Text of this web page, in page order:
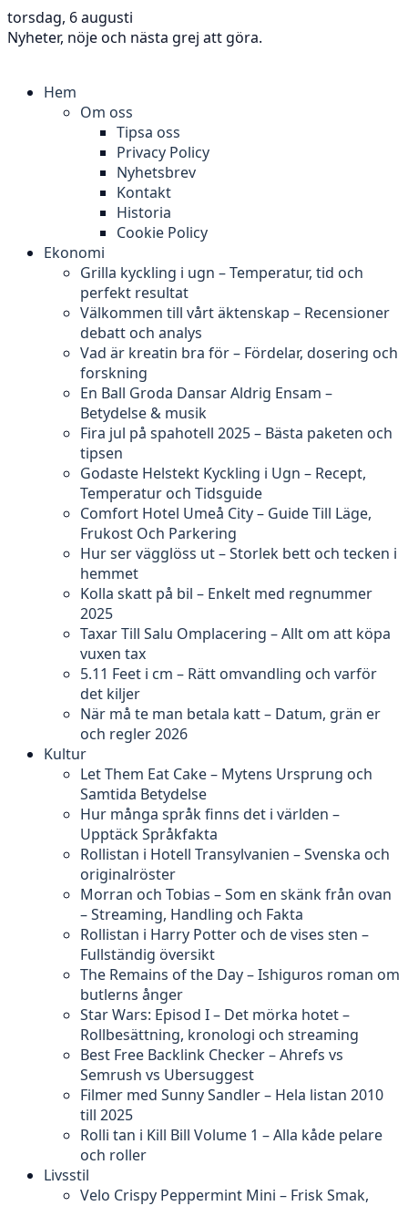
torsdag, 6 augusti
Nyheter, nöje och nästa grej att göra.
Hem
Om oss
Tipsa oss
Privacy Policy
Nyhetsbrev
Kontakt
Historia
Cookie Policy
Ekonomi
Grilla kyckling i ugn – Temperatur, tid och
perfekt resultat
Välkommen till vårt äktenskap – Recensioner
debatt och analys
Vad är kreatin bra för – Fördelar, dosering och
forskning
En Ball Groda Dansar Aldrig Ensam –
Betydelse & musik
Fira jul på spahotell 2025 – Bästa paketen och
tipsen
Godaste Helstekt Kyckling i Ugn – Recept,
Temperatur och Tidsguide
Comfort Hotel Umeå City – Guide Till Läge,
Frukost Och Parkering
Hur ser vägglöss ut – Storlek bett och tecken i
hemmet
Kolla skatt på bil – Enkelt med regnummer
2025
Taxar Till Salu Omplacering – Allt om att köpa
vuxen tax
5.11 Feet i cm – Rätt omvandling och varför
det kiljer
När må te man betala katt – Datum, grän er
och regler 2026
Kultur
Let Them Eat Cake – Mytens Ursprung och
Samtida Betydelse
Hur många språk finns det i världen –
Upptäck Språkfakta
Rollistan i Hotell Transylvanien – Svenska och
originalröster
Morran och Tobias – Som en skänk från ovan
– Streaming, Handling och Fakta
Rollistan i Harry Potter och de vises sten –
Fullständig översikt
The Remains of the Day – Ishiguros roman om
butlerns ånger
Star Wars: Episod I – Det mörka hotet –
Rollbesättning, kronologi och streaming
Best Free Backlink Checker – Ahrefs vs
Semrush vs Ubersuggest
Filmer med Sunny Sandler – Hela listan 2010
till 2025
Rolli tan i Kill Bill Volume 1 – Alla kåde pelare
och roller
Livsstil
Velo Crispy Peppermint Mini – Frisk Smak,